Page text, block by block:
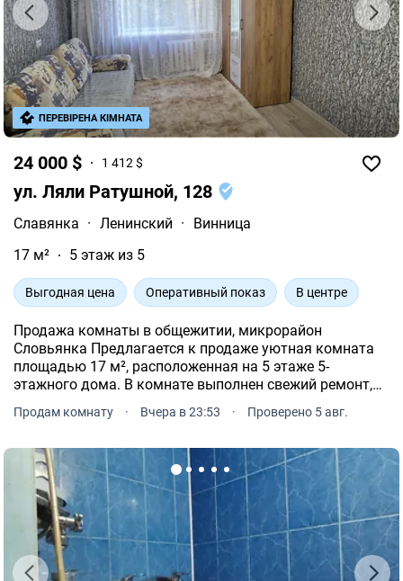
24 000 $ 1 412 $
ул. Ляли Ратушной, 128
Славянка · Ленинский ·
Винница
17 м²
5 этаж из 5
Выгодная цена Оперативный показ В центре
Продажа комнаты в общежитии, микрорайон
Словьянка Предлагается к продаже уютная комната
площадью 17 м², расположенная на 5 этаже 5-
этажного дома. В комнате выполнен свежий ремонт,
аренду. Мебель остается по договоренности. Удобства
Продам комнату · Вчера в 23:53 · Проверено 5 авг.
ПЕРЕВІРЕНА КІМНАТА